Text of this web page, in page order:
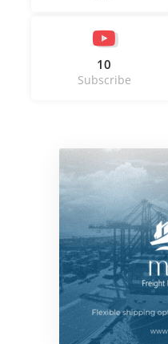
10
Subscribe